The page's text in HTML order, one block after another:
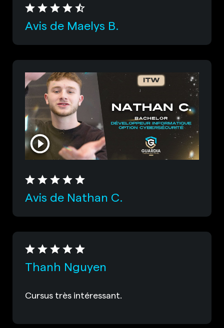
Avis de Maelys B.
Avis de Nathan C.
Thanh Nguyen
Cursus très intéressant.